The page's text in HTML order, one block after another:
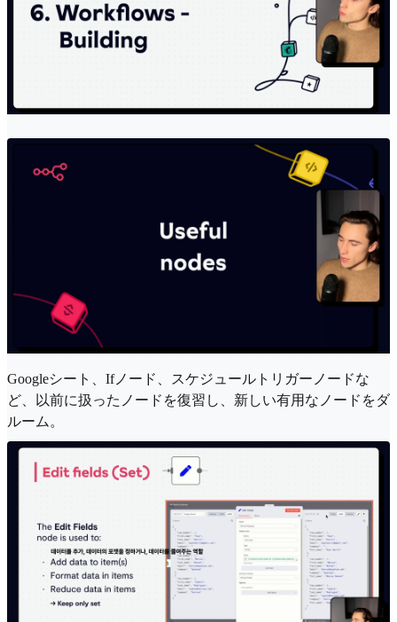
Googleシート、Ifノード、スケジュールトリガーノードな
ど、以前に扱ったノードを復習し、新しい有用なノードをダ
ルーム。